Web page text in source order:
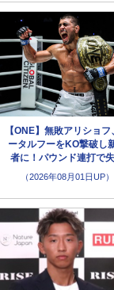
【ONE】無敗アリショフ
ータルフーをKO撃破し
者に！パウンド連打で
（2026年08月01日UP）